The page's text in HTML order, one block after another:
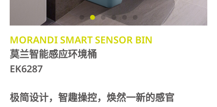
MORANDI SMART SENSOR BIN
莫兰智能感应环境桶
EK6287
极简设计，智趣操控，焕然一新的感官